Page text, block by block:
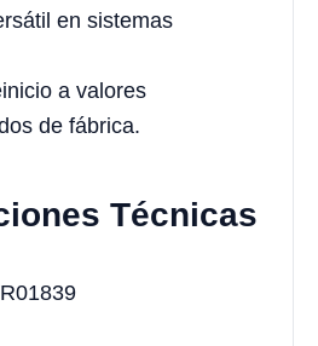
en sistemas
a valores
de fábrica.
Técnicas